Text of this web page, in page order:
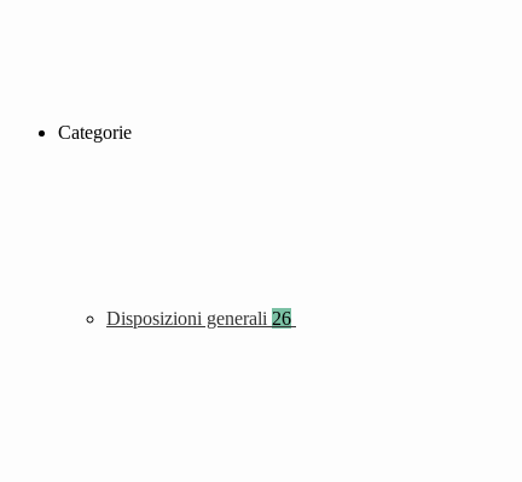
Categorie
Disposizioni generali 26